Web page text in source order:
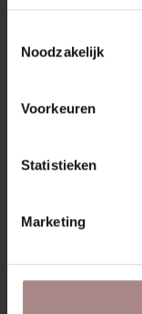
Noodzakelijk
Voorkeuren
Statistieken
Marketing